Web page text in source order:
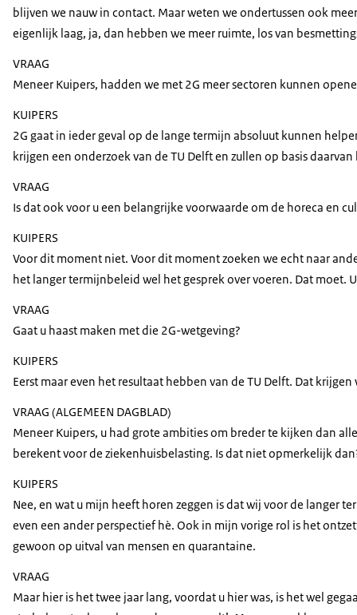
blijven we nauw in contact. Maar weten we ondertussen ook
eigenlijk laag, ja, dan hebben we meer ruimte, los van
VRAAG
Meneer Kuipers, hadden we met 2G meer sectoren kunnen
KUIPERS
2G gaat in ieder geval op de lange termijn absoluut kunnen
krijgen een onderzoek van de TU Delft en zullen op basis
VRAAG
Is dat ook voor u een belangrijke voorwaarde om de horeca en
KUIPERS
Voor dit moment niet. Voor dit moment zoeken we echt naar
het langer termijnbeleid wel het gesprek over voeren. Dat
VRAAG
Gaat u haast maken met die 2G-wetgeving?
KUIPERS
Eerst maar even het resultaat hebben van de TU Delft. Dat
VRAAG (ALGEMEEN DAGBLAD)
Meneer Kuipers, u had grote ambities om breder te kijken dan
berekent voor de ziekenhuisbelasting. Is dat niet opmerkelijk
KUIPERS
Nee, en wat u mijn heeft horen zeggen is dat wij voor de langer
even een ander perspectief hè. Ook in mijn vorige rol is het
gewoon op uitval van mensen en quarantaine.
VRAAG
Maar hier is het twee jaar lang, voordat u hier was, is het wel